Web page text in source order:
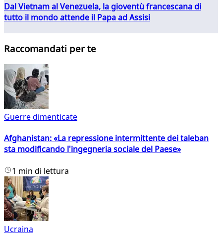
Dal Vietnam al Venezuela, la gioventù francescana di
tutto il mondo attende il Papa ad Assisi
Raccomandati per te
Guerre dimenticate
Afghanistan: «La repressione intermittente dei taleban
sta modificando l'ingegneria sociale del Paese»
1 min di lettura
Ucraina